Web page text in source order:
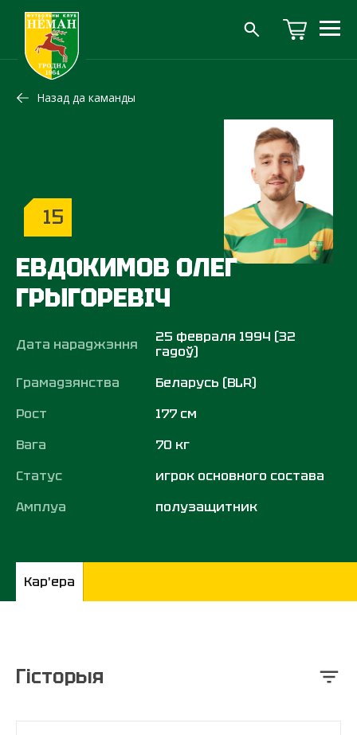
Назад да каманды
15
ЕВДОКИМОВ ОЛЕГ
ГРЫГОРЕВІЧ
Дата нараджэння
25 февраля 1994 (32
гадоў)
Грамадзянства
Беларусь (BLR)
Рост
177 см
Вага
70 кг
Статус
игрок основного состава
Амплуа
полузащитник
Кар'ера
Гісторыя